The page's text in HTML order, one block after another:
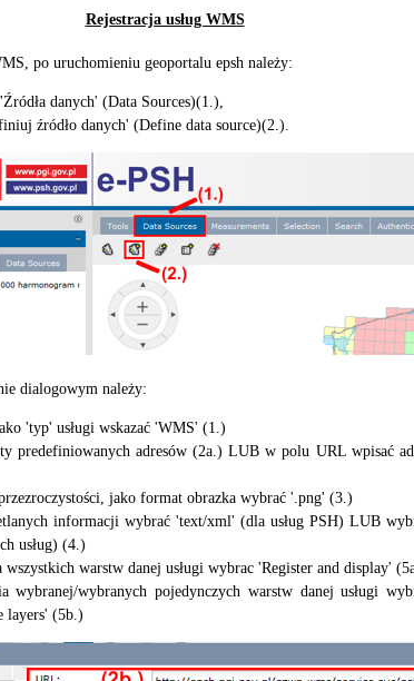
Rejestracja usług WMS
po uruchomieniu geoportalu epsh należy:
danych' (Data Sources)(1.),
źródło danych' (Define data source)(2.).
dialogowym należy:
'typ' usługi wskazać 'WMS' (1.)
predefiniowanych adresów (2a.) LUB w polu URL wpisać
jako format obrazka wybrać '.png' (3.)
informacji wybrać 'text/xml' (dla usług PSH) LUB
usług) (4.)
warstw danej usługi wybrac 'Register and display'
wybranej/wybranych pojedynczych warstw danej usługi
layers' (5b.)